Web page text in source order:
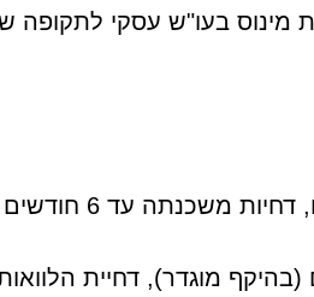
: דגש על
מוגדר), דחיית